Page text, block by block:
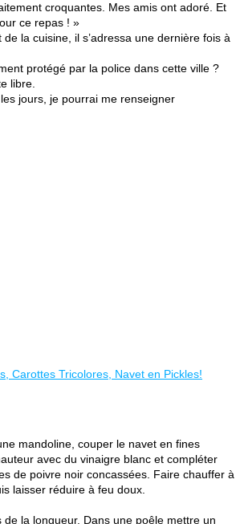
croquantes. Mes amis ont adoré. Et
ce repas ! »
la cuisine, il s’adressa une dernière fois à
protégé par la police dans cette ville ?
libre.
jours, je pourrai me renseigner
mandoline, couper le navet en fines
avec du vinaigre blanc et compléter
de poivre noir concassées. Faire chauffer à
laisser réduire à feu doux.
la longueur. Dans une poêle mettre un